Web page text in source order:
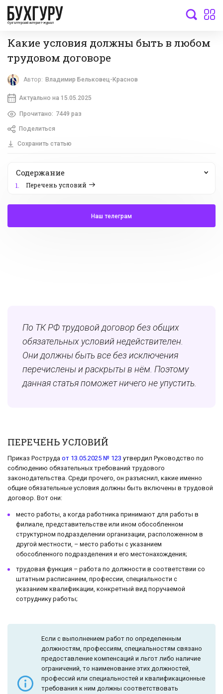
бухгалтерский интернет-журнал
Какие условия должны быть в любом
трудовом договоре
Автор: Владимир Бельковец-Краснов
Актуально на 15.05.2025
Прочитано: 7449 раз
Поделиться
Сохранить статью
Содержание
1. Перечень условий
Наш телеграм
По ТК РФ трудовой договор без общих
обязательных условий недействителен.
Они должны быть все без исключения
перечислены и раскрыты в нём. Поэтому
данная статья поможет ничего не упустить.
ПЕРЕЧЕНЬ УСЛОВИЙ
Приказ Роструда от 13.05.2025 № 123 утвердил Руководство по
соблюдению обязательных требований трудового
законодательства. Среди прочего, он разъяснил, какие именно
общие обязательные условия должны быть включены в трудовой
договор. Вот они:
место работы, а когда работника принимают для работы в
филиале, представительстве или ином обособленном
структурном подразделении организации, расположенном в
другой местности, – место работы с указанием
обособленного подразделения и его местонахождения;
трудовая функция – работа по должности в соответствии со
штатным расписанием, профессии, специальности с
указанием квалификации, конкретный вид поручаемой
сотруднику работы;
Если с выполнением работ по определенным
должностям, профессиям, специальностям связано
предоставление компенсаций и льгот либо наличие
ограничений, то наименование этих должностей,
профессий или специальностей и квалификационные
требования к ним должны соответствовать